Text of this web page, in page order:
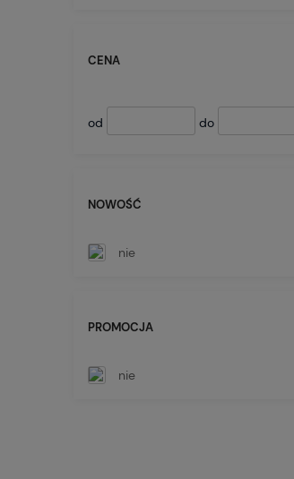
CENA
od do
NOWOŚĆ
nie
PROMOCJA
nie